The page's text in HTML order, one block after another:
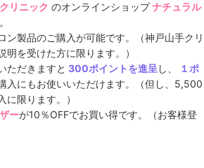
リニック のオンラインショップナチュラル
ン製品のご購入が可能です。（神戸山手クリ
を受けた方に限ります。）
ただきますと 300ポイントを進呈 し、
１ポ
入にもお使いいただけます。（但し、5,500
に限ります。）
ーが10％OFFでお買い得です。（お客様登